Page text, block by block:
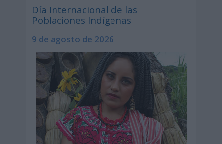
Día Internacional de las
Poblaciones Indígenas
9 de agosto de 2026